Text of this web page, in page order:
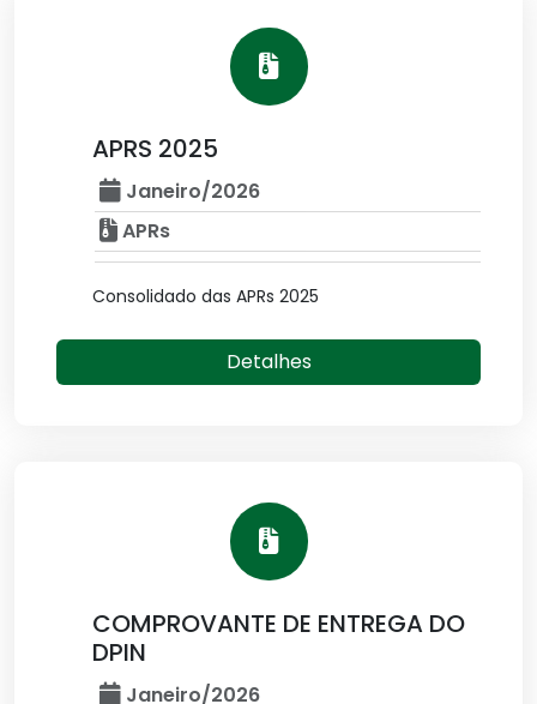
APRS 2025
Janeiro/2026
APRs
Consolidado das APRs 2025
Detalhes
COMPROVANTE DE ENTREGA DO
DPIN
Janeiro/2026